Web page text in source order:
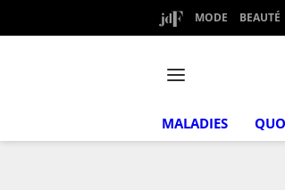
MODE BEAUTÉ
MALADIES